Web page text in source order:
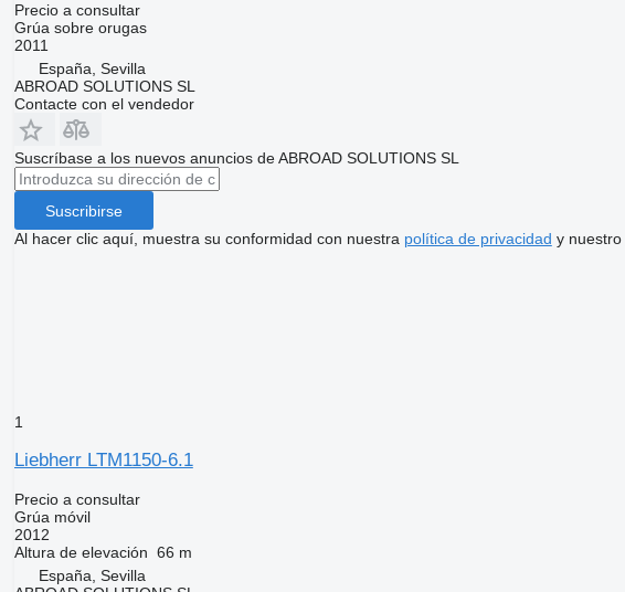
Precio a consultar
Grúa sobre orugas
2011
España, Sevilla
ABROAD SOLUTIONS SL
Contacte con el vendedor
Suscríbase a los nuevos anuncios de ABROAD SOLUTIONS SL
Suscribirse
Al hacer clic aquí, muestra su conformidad con nuestra política de privacidad y nuestro
1
Liebherr LTM1150-6.1
Precio a consultar
Grúa móvil
2012
Altura de elevación 66 m
España, Sevilla